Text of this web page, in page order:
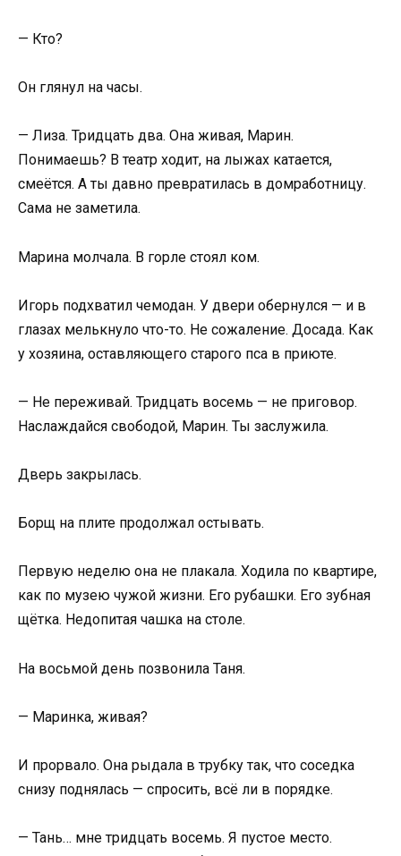
— Кто?
Он глянул на часы.
— Лиза. Тридцать два. Она живая, Марин.
Понимаешь? В театр ходит, на лыжах катается,
смеётся. А ты давно превратилась в домработницу.
Сама не заметила.
Марина молчала. В горле стоял ком.
Игорь подхватил чемодан. У двери обернулся — и в
глазах мелькнуло что-то. Не сожаление. Досада. Как
у хозяина, оставляющего старого пса в приюте.
— Не переживай. Тридцать восемь — не приговор.
Наслаждайся свободой, Марин. Ты заслужила.
Дверь закрылась.
Борщ на плите продолжал остывать.
Первую неделю она не плакала. Ходила по квартире,
как по музею чужой жизни. Его рубашки. Его зубная
щётка. Недопитая чашка на столе.
На восьмой день позвонила Таня.
— Маринка, живая?
И прорвало. Она рыдала в трубку так, что соседка
снизу поднялась — спросить, всё ли в порядке.
— Тань… мне тридцать восемь. Я пустое место.